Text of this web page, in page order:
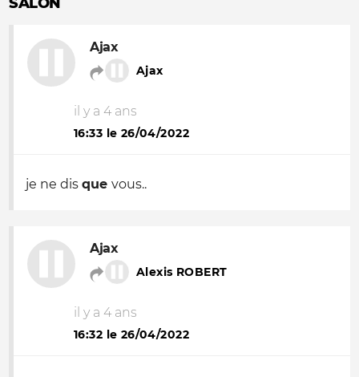
Ajax
Ajax
il y a 4 ans
16:33 le 26/04/2022
je ne dis que vous..
Ajax
Alexis ROBERT
il y a 4 ans
16:32 le 26/04/2022